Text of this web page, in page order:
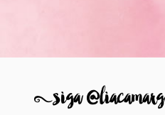
8siga